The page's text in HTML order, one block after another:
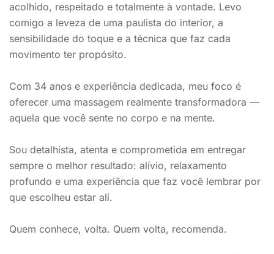
acolhido, respeitado e totalmente à vontade. Levo
comigo a leveza de uma paulista do interior, a
sensibilidade do toque e a técnica que faz cada
movimento ter propósito.
Com 34 anos e experiência dedicada, meu foco é
oferecer uma massagem realmente transformadora —
aquela que você sente no corpo e na mente.
Sou detalhista, atenta e comprometida em entregar
sempre o melhor resultado: alívio, relaxamento
profundo e uma experiência que faz você lembrar por
que escolheu estar ali.
Quem conhece, volta. Quem volta, recomenda.